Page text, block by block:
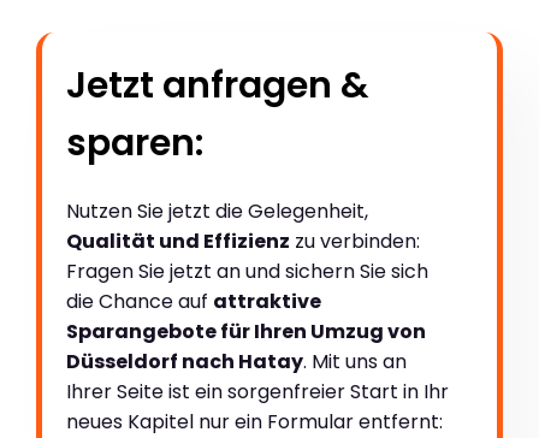
Jetzt anfragen &
sparen:
Nutzen Sie jetzt die Gelegenheit,
Qualität und Effizienz zu verbinden:
Fragen Sie jetzt an und sichern Sie sich
die Chance auf attraktive
Sparangebote für Ihren Umzug von
Düsseldorf nach Hatay. Mit uns an
Ihrer Seite ist ein sorgenfreier Start in Ihr
neues Kapitel nur ein Formular entfernt: